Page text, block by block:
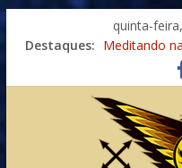
quinta-
Destaques: Meditando
Xamanismo
Totens –
Imaginação